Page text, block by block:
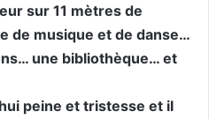
sur 11 mètres de
de musique et de danse…
une bibliothèque… et
peine et tristesse et il